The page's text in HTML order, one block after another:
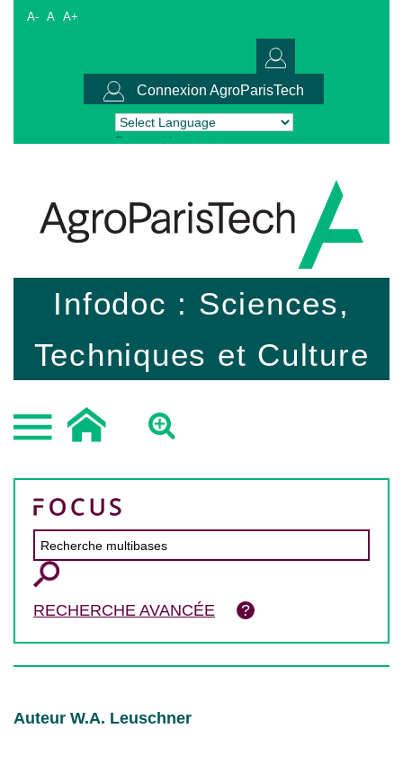
A- A A+
Connexion AgroParisTech
Powered by Translate
Infodoc : Sciences,
Techniques et Culture
RECHERCHE AVANCÉE
Auteur W.A. Leuschner